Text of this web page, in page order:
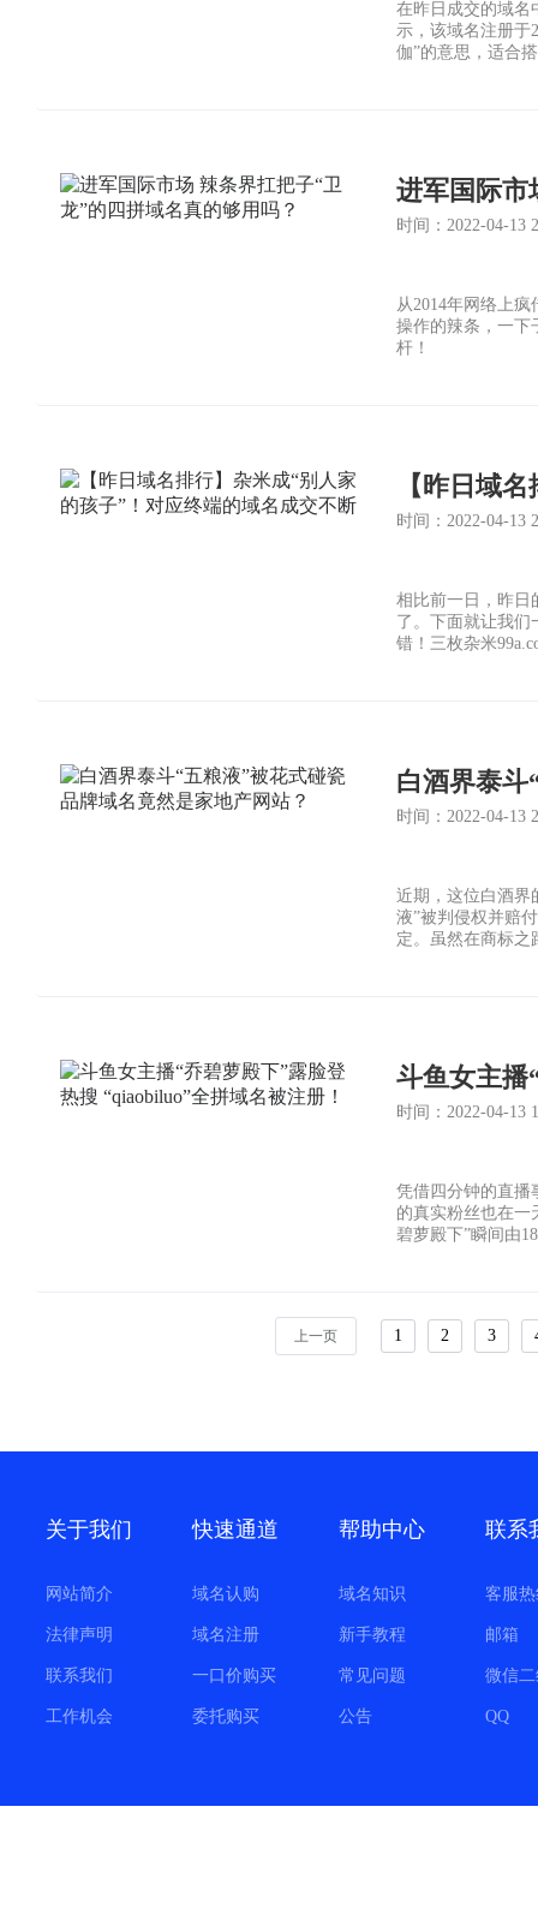
在昨日成交的域名
示，该域名注册于
伽”的意思，适合
时间：2022-04-13
从2014年网络上
操作的辣条，一下
杆！
时间：2022-04-13
相比前一日，昨日
了。下面就让我们
错！三枚杂米
时间：2022-04-13
近期，这位白酒界
液”被判侵权并赔
定。虽然在商标
时间：2022-04-13
凭借四分钟的直播
的真实粉丝也在一
碧萝殿下”瞬间由
上一页 1 2 3
关于我们
网站简介
法律声明
联系我们
工作机会
快速通道
域名认购
域名注册
一口价购买
委托购买
帮助中心
域名知识
新手教程
常见问题
公告
联系
客服
邮箱
微信
QQ